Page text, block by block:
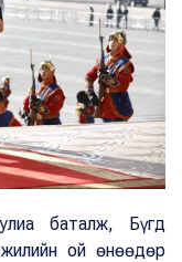
баталж, Бүгд
ой өнөөдөр